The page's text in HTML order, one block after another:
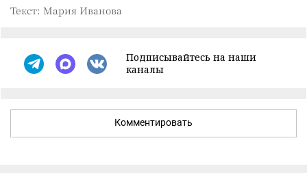
Текст: Мария Иванова
Подписывайтесь на наши
каналы
Комментировать